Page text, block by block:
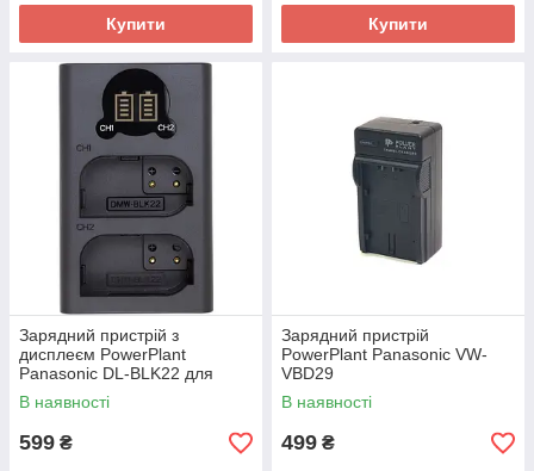
Купити Купити
Зарядний пристрій з
дисплеєм PowerPlant
Panasonic DL-BLK22 для
двох акумуляторів
В наявності
599 ₴
Зарядний пристрій
PowerPlant Panasonic VW-
VBD29
В наявності
499 ₴